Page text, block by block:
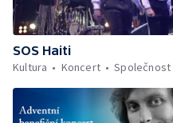
SOS Haiti
Kultura
Koncert Společnost